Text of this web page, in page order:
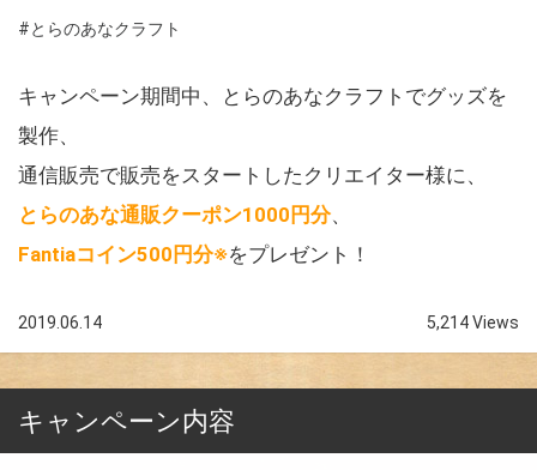
#とらのあなクラフト
キャンペーン期間中、とらのあなクラフトでグッズを
製作、
通信販売で販売をスタートしたクリエイター様に、
とらのあな通販クーポン1000円分、
Fantiaコイン500円分※をプレゼント！
2019.06.14 5,214 Views
キャンペーン内容